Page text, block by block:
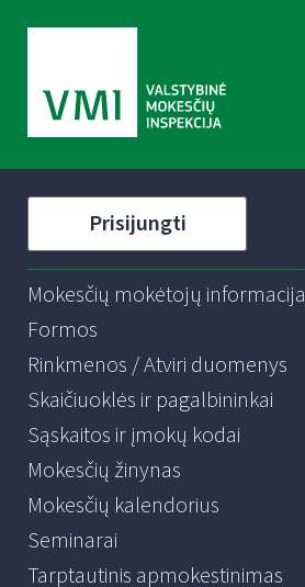
Prisijungti
Mokesčių mokėtojų informacija
Formos
Rinkmenos / Atviri duomenys
Skaičiuoklės ir pagalbininkai
Sąskaitos ir įmokų kodai
Mokesčių žinynas
Mokesčių kalendorius
Seminarai
Tarptautinis apmokestinimas